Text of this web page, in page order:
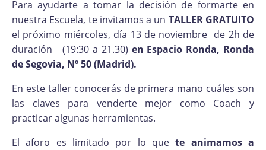
Para ayudarte a tomar la decisión de formarte en
nuestra Escuela, te invitamos a un TALLER GRATUITO
el próximo miércoles, día 13 de noviembre de 2h de
duración (19:30 a 21.30) en Espacio Ronda, Ronda
de Segovia, Nº 50 (Madrid).
En este taller conocerás de primera mano cuáles son
las claves para venderte mejor como Coach y
practicar algunas herramientas.
El aforo es limitado por lo quete animamos a